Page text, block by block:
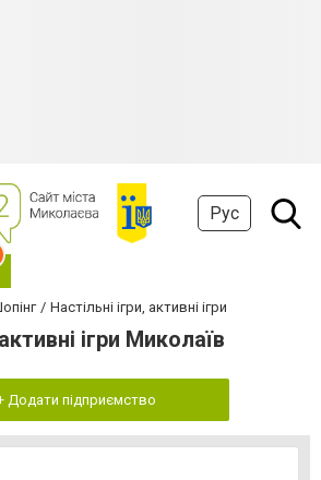
Рус
Настільні ігри, активні ігри
ігри Миколаїв
Додати підприємство